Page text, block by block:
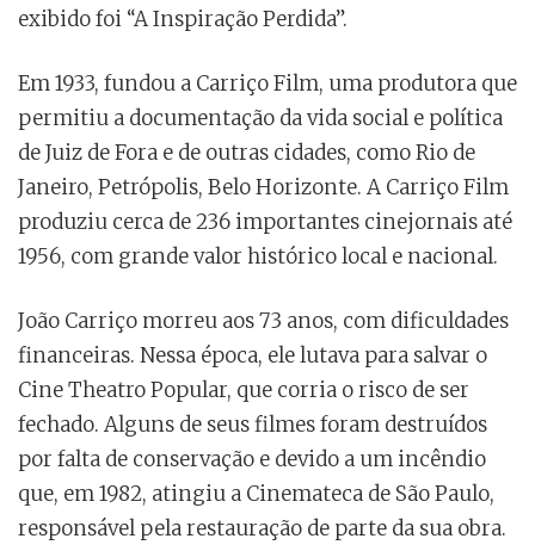
exibido foi “A Inspiração Perdida”.
Em 1933, fundou a Carriço Film, uma produtora que
permitiu a documentação da vida social e política
de Juiz de Fora e de outras cidades, como Rio de
Janeiro, Petrópolis, Belo Horizonte. A Carriço Film
produziu cerca de 236 importantes cinejornais até
1956, com grande valor histórico local e nacional.
João Carriço morreu aos 73 anos, com dificuldades
financeiras. Nessa época, ele lutava para salvar o
Cine Theatro Popular, que corria o risco de ser
fechado. Alguns de seus filmes foram destruídos
por falta de conservação e devido a um incêndio
que, em 1982, atingiu a Cinemateca de São Paulo,
responsável pela restauração de parte da sua obra.